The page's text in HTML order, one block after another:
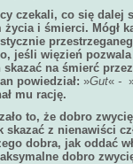
czekali, co się dalej
życia i śmierci. Mógł
jeśli więzień pozwala
skazać na śmierć
powiedział: »Gut« -
mu rację.
to, że dobro
skazać z nienawiści
dobra, jak oddać
dobro